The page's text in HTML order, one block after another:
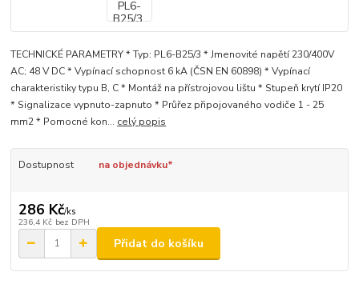
TECHNICKÉ PARAMETRY * Typ: PL6-B25/3 * Jmenovité napětí 230/400V
AC; 48 V DC * Vypínací schopnost 6 kA (ČSN EN 60898) * Vypínací
charakteristiky typu B, C * Montáž na přístrojovou lištu * Stupeň krytí IP20
* Signalizace vypnuto-zapnuto * Průřez připojovaného vodiče 1 - 25
mm2 * Pomocné kon... celý popis
Dostupnost na objednávku*
286 Kč/ks
236,4 Kč bez DPH
Přidat do košíku